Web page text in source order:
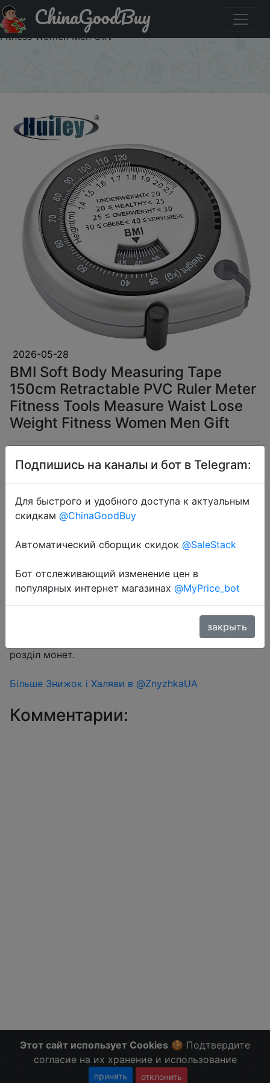
Купить: BMI Soft Body Measuring Tape 150cm Retractable
PVC Ruler Meter Fitness Tools Measure Waist Lose Weight
Fitness Women Men Gift
ChinaGoodBuy
2026-05-28
BMI Soft Body Measuring Tape
150cm Retractable PVC Ruler Meter
Fitness Tools Measure Waist Lose
Weight Fitness Women Men Gift
$3.51
Coins
Перейти в магазин
Знижка монетками 100 Coins у додатку через
розділ монет.
Більше Знижок і Халяви в @ZnyzhkaUA
Комментарии:
Этот сайт использует Cookies 🍪 Подтвердите
согласие на их хранение и использование
принять отклонить
Подпишись на каналы и бот в Telegram:
Для быстрого и удобного доступа к актуальным
скидкам @ChinaGoodBuy
Автоматический сборщик скидок @SaleStack
Бот отслеживающий изменение цен в
популярных интернет магазинах @MyPrice_bot
закрыть